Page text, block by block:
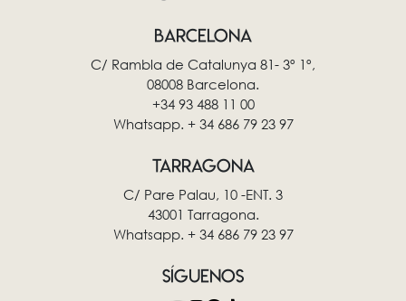
BARCELONA
C/ Rambla de Catalunya 81- 3º 1º,
08008 Barcelona.
+34 93 488 11 00
Whatsapp. + 34 686 79 23 97
TARRAGONA
C/ Pare Palau, 10 -ENT. 3
43001 Tarragona.
Whatsapp. + 34 686 79 23 97
SÍGUENOS